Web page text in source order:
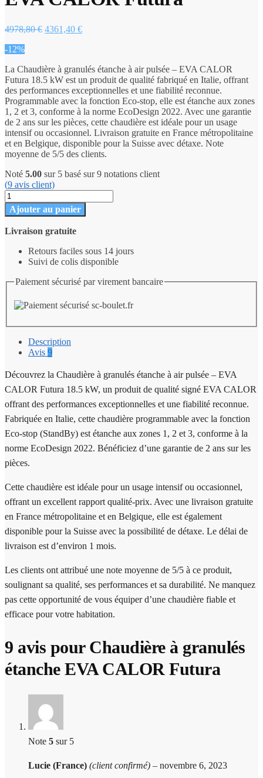
4978,80€ Le
4978,80 €.
4361,40 €Le
4361,40 €.
-12%
La Chaudière à granulés étanche à air pulsée – EVA CALOR
Futura 18.5 kW est un produit de qualité fabriqué en Italie, offrant
des performances exceptionnelles et une fiabilité reconnue.
Programmable avec la fonction Eco-stop, elle est étanche aux zones
1, 2 et 3, conforme à la norme EcoDesign 2022. Avec une garantie
de 2 ans sur les pièces, cette chaudière est idéale pour un usage
intensif ou occasionnel. Livraison gratuite en France métropolitaine
et en Belgique, disponible pour la Suisse avec détaxe. Note
moyenne de 5/5 des clients.
Noté 5.00 sur 5 basé sur9 notations client
(9 avis client)
quantité
de
Chaudière
à
granulés
étanche
Futura
Ajouter au panier
Livraison gratuite
Retours faciles sous 14 jours
Suivi de colis disponible
Paiement sécurisé par virement bancaire
Description
Avis 9
Découvrez la Chaudière à granulés étanche à air pulsée – EVA
CALOR Futura 18.5 kW, un produit de qualité signé EVA CALOR
offrant des performances exceptionnelles et une fiabilité reconnue.
Fabriquée en Italie, cette chaudière programmable avec la fonction
Eco-stop (StandBy) est étanche aux zones 1, 2 et 3, conforme à la
norme EcoDesign 2022. Bénéficiez d’une garantie de 2 ans sur les
pièces.
Cette chaudière est idéale pour un usage intensif ou occasionnel,
offrant un excellent rapport qualité-prix. Avec une livraison gratuite
en France métropolitaine et en Belgique, elle est également
disponible pour la Suisse avec la possibilité de détaxe. Le délai de
livraison est d’environ 1 mois.
Les clients ont attribué une note moyenne de 5/5 à ce produit,
soulignant sa qualité, ses performances et sa durabilité. Ne manquez
pas cette opportunité de vous équiper d’une chaudière fiable et
efficace pour votre habitation.
9 avis pour Chaudière à granulés
étanche EVA CALOR Futura
Note 5 sur 5
Lucie (France) (client confirmé) – novembre 6, 2023